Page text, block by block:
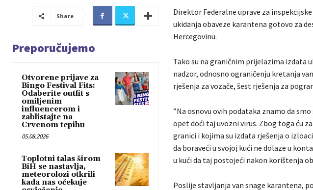
Share
Preporučujemo
Otvorene prijave za
Bingo Festival Fits:
Odaberite outfit s
omiljenim
influencerom i
zablistajte na
Crvenom tepihu
05.08.2026
Toplotni talas širom
BiH se nastavlja,
meteorolozi otkrili
kada nas očekuje
Direktor Federalne uprave za
ukidanja obaveze karantena gotovo za
Hercegovinu.
Tako su na graničnim prijelazima izdata
nadzor, odnosno ograničenju kretanja
rješenja za vozače, šest rješenja za
”Na osnovu ovih podataka znamo da
opet doći taj uvozni virus. Zbog toga ću
granici i kojima su izdata rješenja o
da boraveći u svojoj kući ne dolaze u
u kući da taj postojeći nakon korištenja
Poslije stavljanja van snage karantena,